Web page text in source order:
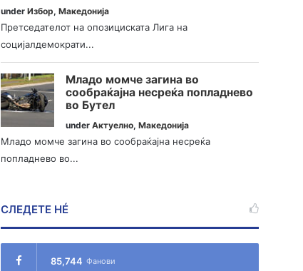
underИзбор,Македонија
Претседателот на опозициската Лига на
социјалдемократи...
Младо момче загина во
сообраќајна несреќа попладнево
во Бутел
underАктуелно,Македонија
Младо момче загина во сообраќајна несреќа
попладнево во...
СЛЕДЕТЕ НÉ
85,744 Фанови